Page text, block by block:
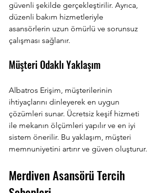
güvenli şekilde gerçekleştirilir. Ayrıca,
düzenli bakım hizmetleriyle
asansörlerin uzun ömürlü ve sorunsuz
çalışması sağlanır.
Müşteri Odaklı Yaklaşım
Albatros Erişim, müşterilerinin
ihtiyaçlarını dinleyerek en uygun
çözümleri sunar. Ücretsiz keşif hizmeti
ile mekanın ölçümleri yapılır ve en iyi
sistem önerilir. Bu yaklaşım, müşteri
memnuniyetini artırır ve güven oluşturur.
Merdiven Asansörü Tercih